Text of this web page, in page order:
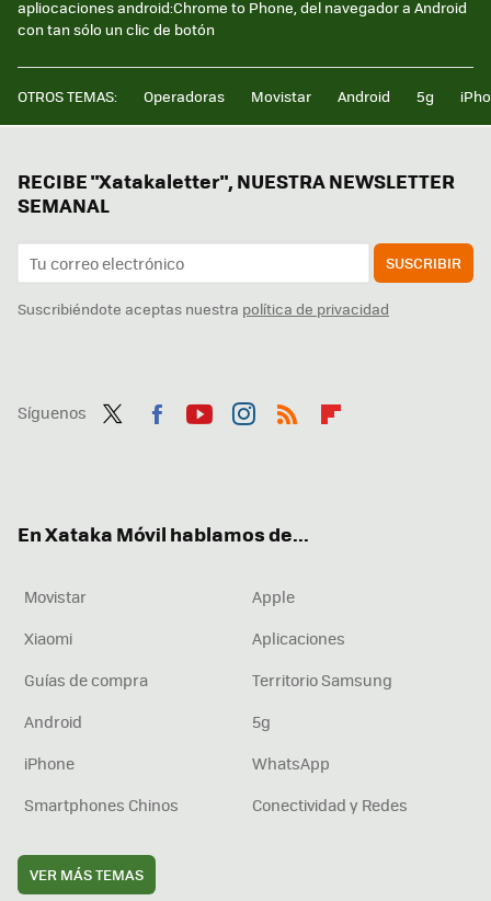
apliocaciones android:Chrome to Phone, del navegador a Android
con tan sólo un clic de botón
OTROS TEMAS: Operadoras Movistar Android 5g
RECIBE "Xatakaletter", NUESTRA NEWSLETTER
SEMANAL
SUSCRIBIR
Suscribiéndote aceptas nuestra política de privacidad
Síguenos
En Xataka Móvil hablamos de...
Movistar
Apple
Xiaomi
Aplicaciones
Guías de compra
Territorio Samsung
Android
5g
iPhone
WhatsApp
Smartphones Chinos
Conectividad y Redes
VER MÁS TEMAS